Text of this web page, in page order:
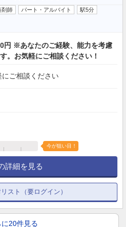
剤師 パート・アルバイト
駅5分
円 ※あなたのご経験、能力を考慮
。お気軽にご相談ください！
ご相談ください
今が狙い目！
詳細を見る
スト（要ログイン）
に20件見る